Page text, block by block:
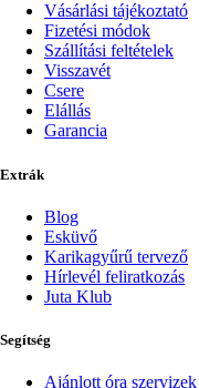
Vásárlási tájékoztató
Fizetési módok
Szállítási feltételek
Visszavét
Csere
Elállás
Garancia
Extrák
Blog
Esküvő
Karikagyűrű tervező
Hírlevél feliratkozás
Juta Klub
Segítség
Ajánlott óra szervizek